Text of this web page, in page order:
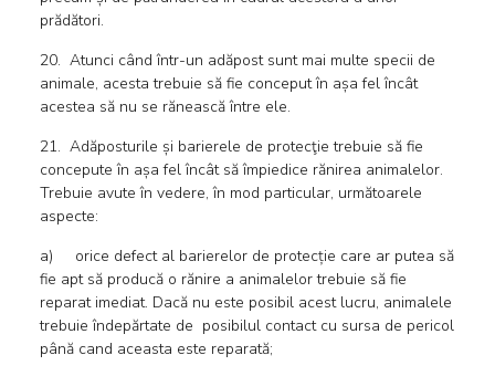
prădători.
20. Atunci când într-un adăpost sunt mai multe specii de
animale, acesta trebuie să fie conceput în așa fel încât
acestea să nu se rănească între ele.
21. Adăposturile și barierele de protecţie trebuie să fie
concepute în așa fel încât să împiedice rănirea animalelor.
Trebuie avute în vedere, în mod particular, următoarele
aspecte:
a) orice defect al barierelor de protecție care ar putea să
fie apt să producă o rănire a animalelor trebuie să fie
reparat imediat. Dacă nu este posibil acest lucru, animalele
trebuie îndepărtate de posibilul contact cu sursa de pericol
până cand aceasta este reparată;